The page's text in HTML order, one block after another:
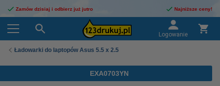
Zamów dzisiaj i odbierz już jutro Najniższe ceny!
Logowanie
Ładowarki do laptopów Asus 5.5 x 2.5
EXA0703YN